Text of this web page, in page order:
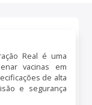
Real é uma
vacinas em
de alta
e segurança